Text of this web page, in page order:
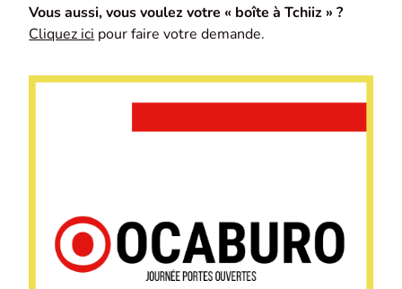
Vous aussi, vous voulez votre « boîte à Tchiiz » ?
Cliquez ici pour faire votre demande.